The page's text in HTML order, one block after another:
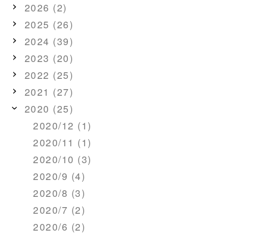
2026 (2)
2025 (26)
2024 (39)
2023 (20)
2022 (25)
2021 (27)
2020 (25)
2020/12 (1)
2020/11 (1)
2020/10 (3)
2020/9 (4)
2020/8 (3)
2020/7 (2)
2020/6 (2)